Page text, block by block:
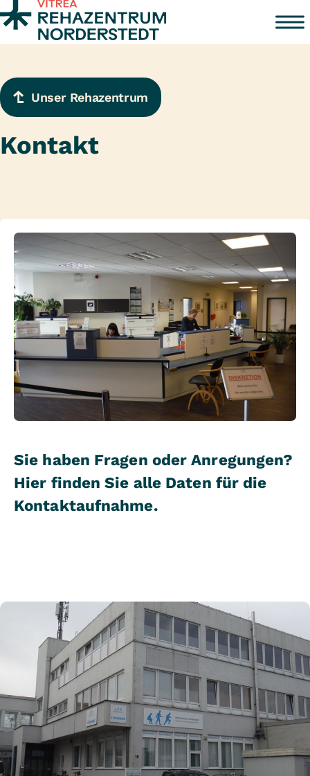
Zum Inhalt springen
Unser Rehazentrum
Kontakt
Sie haben Fragen oder Anregungen?
Hier finden Sie alle Daten für die
Kontaktaufnahme.